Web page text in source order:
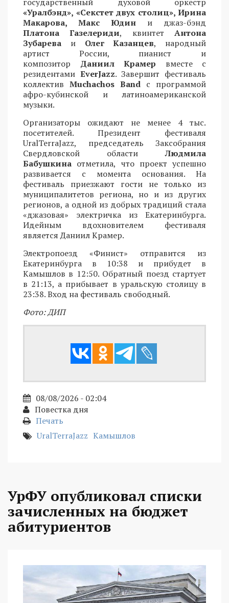
государственный духовой оркестр
«Уралбэнд», «Секстет двух столиц», Ирина
Макарова, Макс Юдин и джаз-бэнд
Платона Газелериди, квинтетАнтона
Зубарева и Олег Казанцев, народный
артист России, пианист и
композитор Даниил Крамер вместе с
резидентами EverJazz. Завершит фестиваль
коллектив Muchachos Band с программой
афро-кубинской и латиноамериканской
музыки.
Организаторы ожидают не менее 4 тыс.
посетителей. Президент фестиваля
UralTerraJazz, председатель Заксобрания
Свердловской областиЛюдмила
Бабушкина отметила, что проект успешно
развивается с момента основания. На
фестиваль приезжают гости не только из
муниципалитетов региона, но и из других
регионов, а одной из добрых традиций стала
«джазовая» электричка из Екатеринбурга.
Идейным вдохновителем фестиваля
является Даниил Крамер.
Электропоезд «Финист» отправится из
Екатеринбурга в 10:38 и прибудет в
Камышлов в 12:50. Обратный поезд стартует
в 21:13, а прибывает в уральскую столицу в
23:38. Вход на фестиваль свободный.
Фото: ДИП
08/08/2026 - 02:04
Повестка дня
Печать
UralTerraJazz Камышлов
УрФУ опубликовал списки
зачисленных на бюджет
абитуриентов